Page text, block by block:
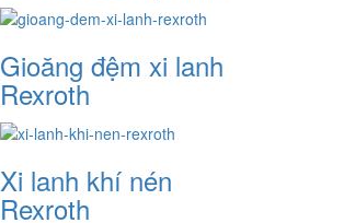
Gioăng đệm xi lanh
Rexroth
Xi lanh khí nén
Rexroth